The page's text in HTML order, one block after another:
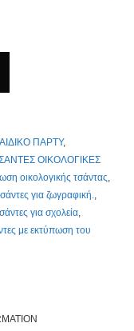
ΠΑΡΤΥ,
ΟΙΚΟΛΟΓΙΚΕΣ
οικολογικής τσάντας,
για ζωγραφική.,
για σχολεία,
με εκτύπωση του